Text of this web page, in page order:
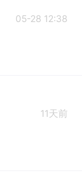
05-28 12:38
11天前